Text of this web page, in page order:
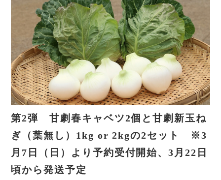
第2弾 甘劇春キャベツ2個と甘劇新玉ね
ぎ（葉無し）1kg or 2kgの2セット ※3
月7日（日）より予約受付開始、3月22日
頃から発送予定